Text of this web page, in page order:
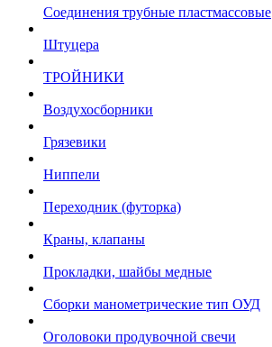
Соединения трубные пластмассовые
Штуцера
ТРОЙНИКИ
Воздухосборники
Грязевики
Ниппели
Переходник (футорка)
Краны, клапаны
Прокладки, шайбы медные
Сборки манометрические тип ОУД
Оголовоки продувочной свечи